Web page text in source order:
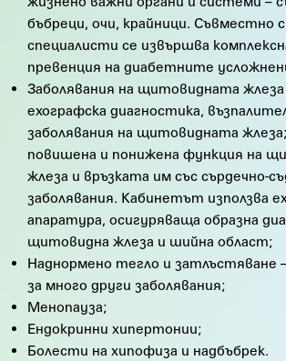
бъбреци, очи, крайници. Съвместно
специалисти се извършва
превенция на диабетните
Заболявания на щитовидната жлеза
ехографска диагностика,
заболявания на щитовидната
повишена и понижена функция на
жлеза и връзката им със сърдечно-
заболявания. Кабинетът използва
апаратура, осигуряваща образна
щитовидна жлеза и шийна област;
Наднормено тегло и затлъстяване
за много други заболявания;
Менопауза;
Ендокринни хипертонии;
Болести на хипофиза и надбъбрек.